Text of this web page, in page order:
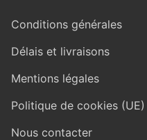
Conditions générales
Délais et livraisons
Mentions légales
Politique de cookies (UE)
Nous contacter